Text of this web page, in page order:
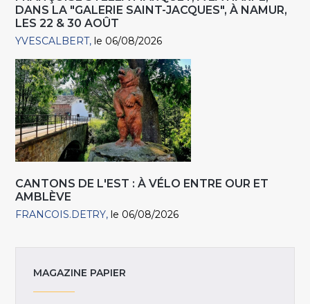
DANS LA "GALERIE SAINT-JACQUES", À NAMUR,
LES 22 & 30 AOÛT
YVESCALBERT le 06/08/2026
CANTONS DE L'EST : À VÉLO ENTRE OUR ET
AMBLÈVE
FRANCOIS.DETRY le 06/08/2026
MAGAZINE PAPIER